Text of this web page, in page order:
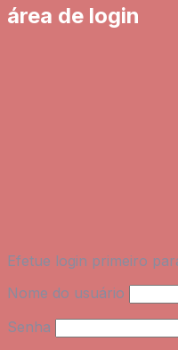
área de login
Efetue login primeiro
Nome do usuário
Senha